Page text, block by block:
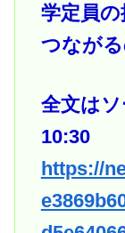
学定員
つなが
全文は
10:30
https://